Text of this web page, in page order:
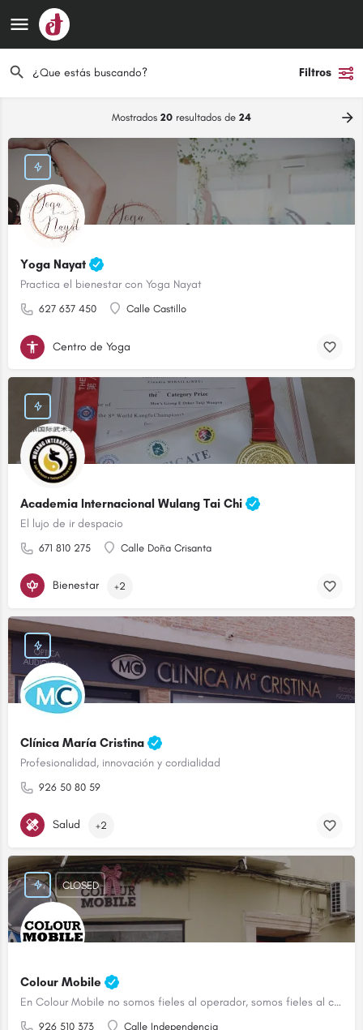
Filtros
Mostrados 20 resultados de 24
Yoga Nayat
Practica el bienestar con Yoga Nayat
627 637 450 Calle Castillo
Centro de Yoga
Academia Internacional Wulang Tai Chi
El lujo de ir despacio
671 810 275 Calle Doña Crisanta
Bienestar +2
Clínica María Cristina
Profesionalidad, innovación y cordialidad
926 50 80 59
Salud +2
Colour Mobile
En Colour Mobile no somos fieles al operador, somos fieles al cliente
926 510 373 Calle Independencia
CLOSED